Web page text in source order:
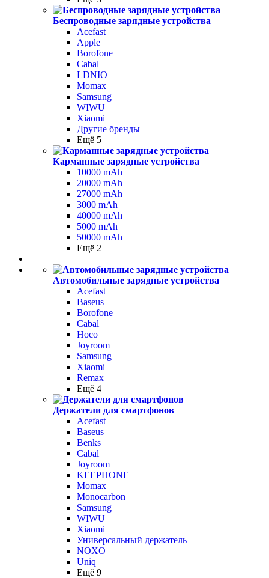
Беспроводные зарядные устройства
Acefast
Apple
Borofone
Cabal
LDNIO
Momax
Samsung
WIWU
Xiaomi
Другие бренды
Ещё 5
Карманные зарядные устройства
10000 mAh
20000 mAh
27000 mAh
3000 mAh
40000 mAh
5000 mAh
50000 mAh
Ещё 2
Автомобильные зарядные устройства
Acefast
Baseus
Borofone
Cabal
Hoco
Joyroom
Samsung
Xiaomi
Remax
Ещё 4
Держатели для смартфонов
Acefast
Baseus
Benks
Cabal
Joyroom
KEEPHONE
Momax
Monocarbon
Samsung
WIWU
Xiaomi
Универсальный держатель
NOXO
Uniq
Ещё 9